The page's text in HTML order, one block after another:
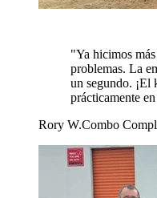
"Ya hicimos
problemas. La
un segundo. ¡El
prácticamente
Rory W.Combo